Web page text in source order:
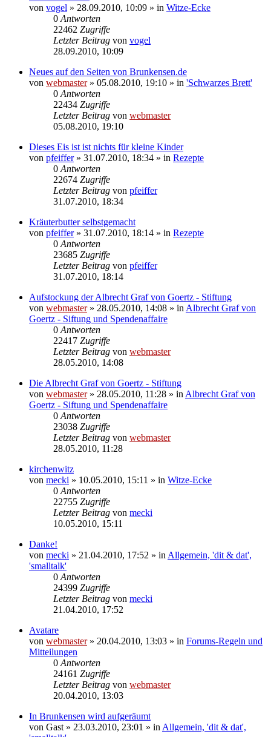
von vogel » 28.09.2010, 10:09 » in Witze-Ecke
0 Antworten
22462 Zugriffe
Letzter Beitrag von vogel
28.09.2010, 10:09
Neues auf den Seiten von Brunkensen.de
von webmaster» 05.08.2010, 19:10 » in 'Schwarzes Brett'
0 Antworten
22434 Zugriffe
Letzter Beitrag von webmaster
05.08.2010, 19:10
Dieses Eis ist ist nichts für kleine Kinder
von pfeiffer» 31.07.2010, 18:34 » in Rezepte
0 Antworten
22674 Zugriffe
Letzter Beitrag von pfeiffer
31.07.2010, 18:34
Kräuterbutter selbstgemacht
von pfeiffer» 31.07.2010, 18:14 » in Rezepte
0 Antworten
23685 Zugriffe
Letzter Beitrag von pfeiffer
31.07.2010, 18:14
Aufstockung der Albrecht Graf von Goertz - Stiftung
von webmaster» 28.05.2010, 14:08 » in Albrecht Graf von
Goertz - Siftung und Spendenaffaire
0 Antworten
22417 Zugriffe
Letzter Beitrag von webmaster
28.05.2010, 14:08
Die Albrecht Graf von Goertz - Stiftung
von webmaster» 28.05.2010, 11:28 » in Albrecht Graf von
Goertz - Siftung und Spendenaffaire
0 Antworten
23038 Zugriffe
Letzter Beitrag von webmaster
28.05.2010, 11:28
kirchenwitz
von mecki » 10.05.2010, 15:11 » in Witze-Ecke
0 Antworten
22755 Zugriffe
Letzter Beitrag von mecki
10.05.2010, 15:11
Danke!
von mecki » 21.04.2010, 17:52 » in Allgemein, 'dit & dat',
'smalltalk'
0 Antworten
24399 Zugriffe
Letzter Beitrag von mecki
21.04.2010, 17:52
Avatare
von webmaster» 20.04.2010, 13:03 » in Forums-Regeln und
Mitteilungen
0 Antworten
24161 Zugriffe
Letzter Beitrag von webmaster
20.04.2010, 13:03
In Brunkensen wird aufgeräumt
von Gast » 23.03.2010, 23:01 » in Allgemein, 'dit & dat',